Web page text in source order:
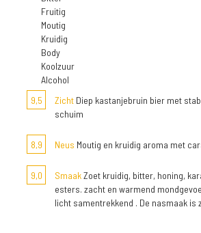
Fruitig
Moutig
Kruidig
Body
Koolzuur
Alcohol
9,5
Zicht Diep kastanjebruin bier met
schuim
8,9 Neus Moutig en kruidig aroma met
9,0 SmaakZoet kruidig, bitter, honing,
esters. zacht en warmend
licht samentrekkend . De nasmaak is